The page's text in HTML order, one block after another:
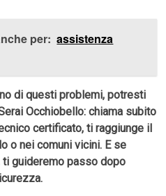
per: assistenza
di questi problemi, potresti
Occhiobello: chiama subito
certificato, ti raggiunge il
o nei comuni vicini. E se
ti guideremo passo dopo